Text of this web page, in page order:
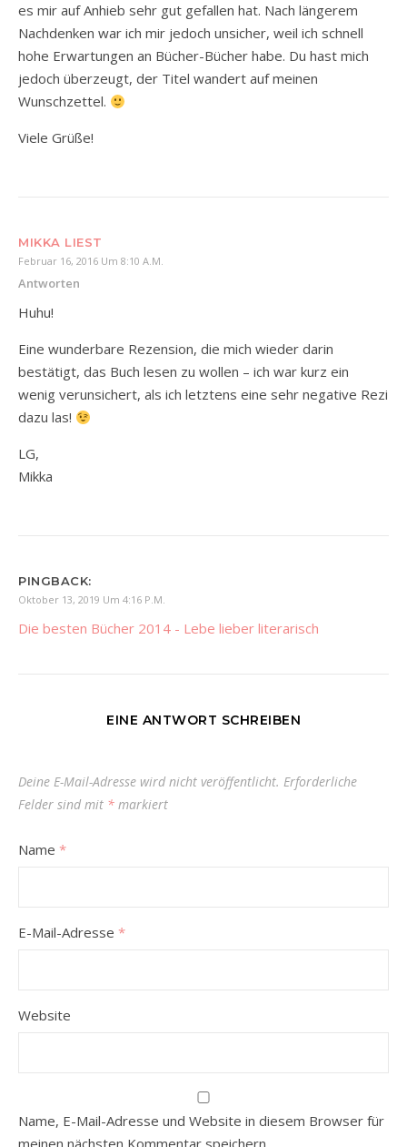
es mir auf Anhieb sehr gut gefallen hat. Nach längerem
Nachdenken war ich mir jedoch unsicher, weil ich schnell
hohe Erwartungen an Bücher-Bücher habe. Du hast mich
jedoch überzeugt, der Titel wandert auf meinen
Wunschzettel.
Viele Grüße!
MIKKA LIEST
Februar 16, 2016 Um 8:10 A.m.
Antworten
Huhu!
Eine wunderbare Rezension, die mich wieder darin
bestätigt, das Buch lesen zu wollen – ich war kurz ein
wenig verunsichert, als ich letztens eine sehr negative Rezi
dazu las!
LG,
Mikka
PINGBACK:
Oktober 13, 2019 Um 4:16 P.m.
Die besten Bücher 2014 - Lebe lieber literarisch
EINE ANTWORT SCHREIBEN
Deine E-Mail-Adresse wird nicht veröffentlicht. Erforderliche
Felder sind mit * markiert
Name *
E-Mail-Adresse *
Website
Name, E-Mail-Adresse und Website in diesem Browser für